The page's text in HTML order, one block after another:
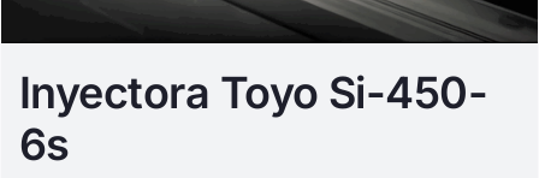
Inyectora Toyo Si-450-
6s